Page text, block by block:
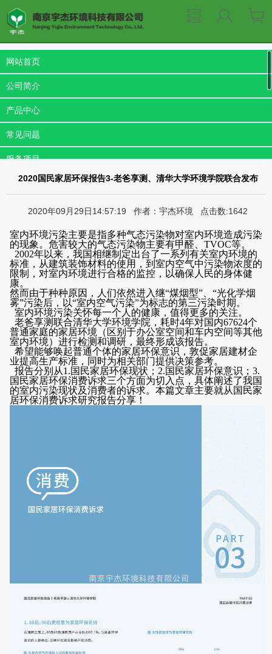
网站首页
公司简介
产品中心
常见问题
服务项目
成功案例
新闻中心
联系我们
下载专区
招聘信息
多功能表单
投票
2020国民家居环保报告3-老爸享测、清华大学环境学院联合发布
2020年09月29日14:57:19 作者：宇杰环境 点击数:1642
室内环境污染主要是指多种气态污染物对室内环境造成污染
的现象。危害较大的气态污染物主要有甲醛、TVOC等。
2002年以来，我国相继制定出台了一系列有关室内环境的
标准，从建筑装饰材料的使用，到室内空气中污染物浓度的
限制，对室内环境进行合格的监控，以确保人民的身体健
康。
然而由于种种原因，人们依然进入继“煤烟型”、“光化学烟
雾”污染后，以“室内空气污染”为标志的第三污染时期。
室内环境污染关怀每一个人的健康，值得更多的关注。
老爸享测联合清华大学环境学院，耗时4年对国内67624个
普通家庭的家居环境（区别于办公室空间和车内空间等其他
室内环境）进行检测和调研，最终形成该报告。
希望能够唤起普通个体的家居环保意识，敦促家居建材企
业提高生产标准，同时为相关部门提供决策参考。
报告分别从1.国民家居环保现状；2.国民家居环保意识；3.
国民家居环保消费诉求三个方面为切入点，具体阐述了我国
的室内污染现状及消费者的诉求。本篇文章主要就从 国民家
居环保消费诉求研究报告分享！